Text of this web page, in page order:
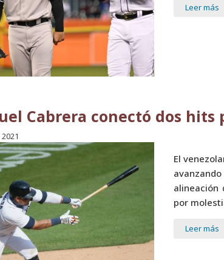
Leer más
Cabrera conectó dos hits
El
alineación
por
Leer más